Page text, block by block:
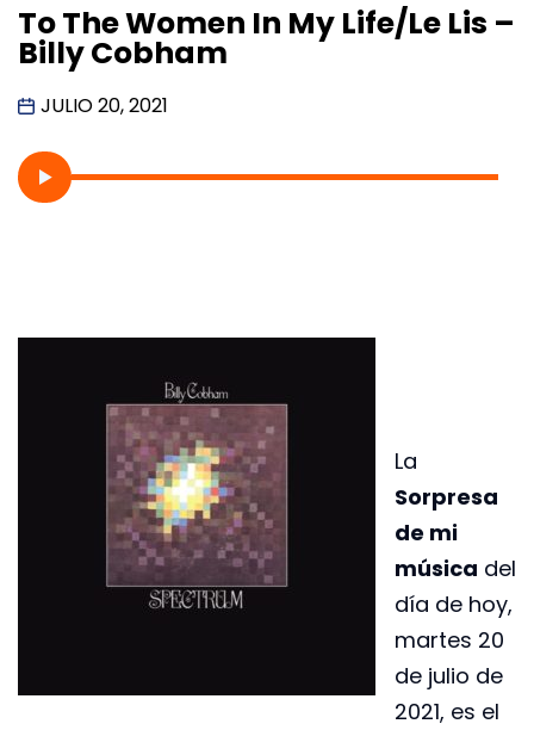
To The Women In My Life/Le Lis –
Billy Cobham
JULIO 20, 2021
La
Sorpresa
de mi
música del
día de hoy,
martes 20
de julio de
2021, es el